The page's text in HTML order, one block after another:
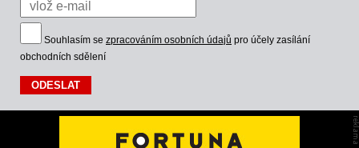
Souhlasím se zpracováním osobních údajů pro účely zasílání
obchodních sdělení